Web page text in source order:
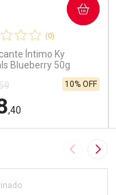
(0)
Íntimo Ky
Blueberry 50g
,40
10% OFF
COMPRAR
Imagem
AOS FAVORITOS